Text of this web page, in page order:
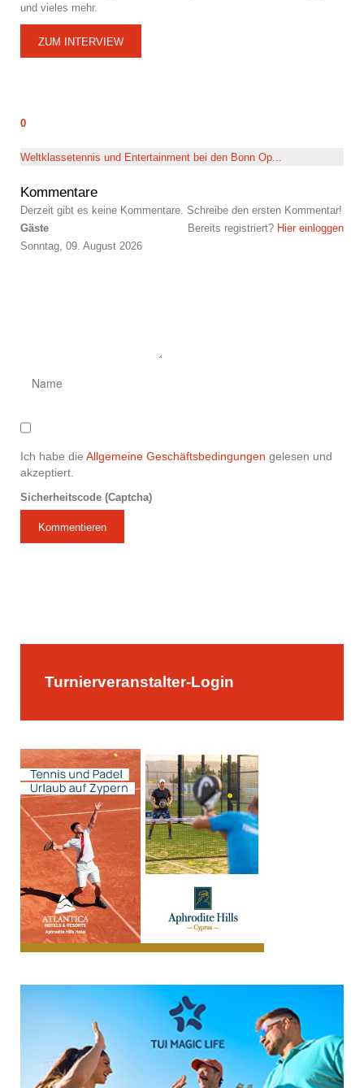
und vieles mehr.
ZUM INTERVIEW
0
Weltklassetennis und Entertainment bei den Bonn Op...
Kommentare
Derzeit gibt es keine Kommentare. Schreibe den ersten Kommentar!
Bereits registriert? Hier einloggen
Gäste
Sonntag, 09. August 2026
Ich habe die Allgemeine Geschäftsbedingungen gelesen und
akzeptiert.
Sicherheitscode (Captcha)
Kommentieren
Turnierveranstalter-Login